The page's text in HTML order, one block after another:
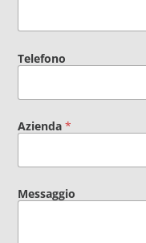
Telefono
Azienda*
Messaggio